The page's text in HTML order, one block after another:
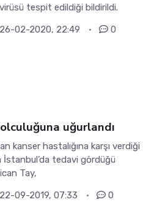
tespit edildiği bildirildi.
26-02-2020, 22:49 0
uğurlandı
kanser hastalığına karşı verdiği
İstanbul’da tedavi gördüğü
Tay,
22-09-2019, 07:33 0